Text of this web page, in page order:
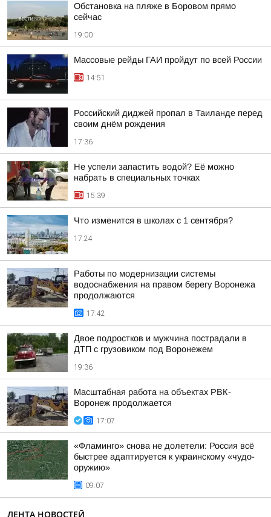
Обстановка на пляже в Боровом прямо
сейчас
19:00
Массовые рейды ГАИ пройдут по всей России
14:51
Российский диджей пропал в Таиланде перед
своим днём рождения
17:36
Не успели запастить водой? Её можно
набрать в специальных точках
15:39
Что изменится в школах с 1 сентября?
17:24
Работы по модернизации системы
водоснабжения на правом берегу Воронежа
продолжаются
17:42
Двое подростков и мужчина пострадали в
ДТП с грузовиком под Воронежем
19:36
Масштабная работа на объектах РВК-
Воронеж продолжается
17:07
«Фламинго» снова не долетели: Россия всё
быстрее адаптируется к украинскому «чудо-
оружию»
09:07
ЛЕНТА НОВОСТЕЙ